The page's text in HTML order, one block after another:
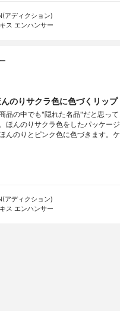
アディクション)
ス エンハンサー
のりサクラ色に色づくリップ
品の中でも"隠れた名品"だと思って
ほんのりサクラ色をしたパッケージ
んのりとピンク色に色づきます。ケ
アディクション)
ス エンハンサー